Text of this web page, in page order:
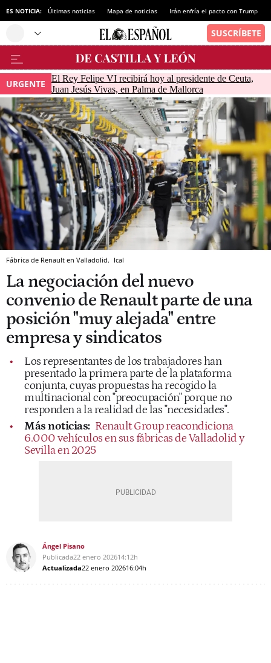
ES NOTICIA: Últimas noticias Mapa de noticias Irán enfría el pacto con Trump
URGENTE
El Rey Felipe VI recibirá hoy al presidente de Ceuta,
Juan Jesús Vivas, en Palma de Mallorca
Fábrica de Renault en Valladolid. Ical
La negociación del nuevo
convenio de Renault parte de una
posición "muy alejada" entre
empresa y sindicatos
Los representantes de los trabajadores han
presentado la primera parte de la plataforma
conjunta, cuyas propuestas ha recogido la
multinacional con "preocupación" porque no
responden a la realidad de las "necesidades".
Más noticias: Renault Group reacondiciona
6.000 vehículos en sus fábricas de Valladolid y
Sevilla en 2025
Ángel Pisano
Publicada22 enero 202614:12h
Actualizada22 enero 202616:04h